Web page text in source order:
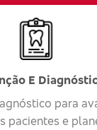
E
para
pacientes e